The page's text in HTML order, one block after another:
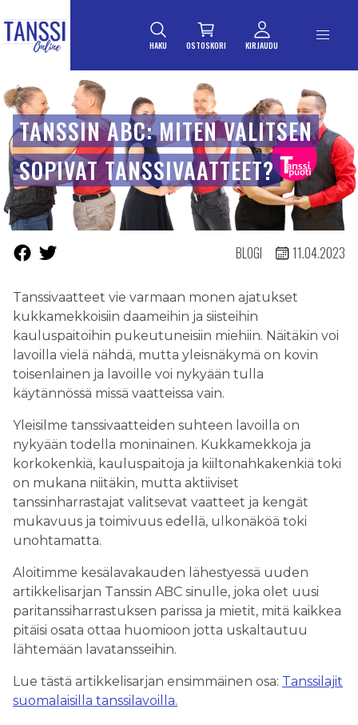
HAKU OSTOSKORI KIRJAUDU
TANSSIN ABC: MITEN VALITSEN
SOPIVAT TANSSIVAATTEET?
BLOGI 11.04.2023
Tanssivaatteet vie varmaan monen ajatukset
kukkamekkoisiin daameihin ja siisteihin
kauluspaitoihin pukeutuneisiin miehiin. Näitäkin voi
lavoilla vielä nähdä, mutta yleisnäkymä on kovin
toisenlainen ja lavoille voi nykyään tulla
käytännössä missä vaatteissa vain.
Yleisilme tanssivaatteiden suhteen lavoilla on
nykyään todella moninainen. Kukkamekkoja ja
korkokenkiä, kauluspaitoja ja kiiltonahkakenkiä toki
on mukana niitäkin, mutta aktiiviset
tanssinharrastajat valitsevat vaatteet ja kengät
mukavuus ja toimivuus edellä, ulkonäköä toki
unohtamatta.
Aloitimme kesälavakauden lähestyessä uuden
artikkelisarjan Tanssin ABC sinulle, joka olet uusi
paritanssiharrastuksen parissa ja mietit, mitä kaikkea
pitäisi osata ottaa huomioon jotta uskaltautuu
lähtemään lavatansseihin.
Lue tästä artikkelisarjan ensimmäinen osa: Tanssilajit
suomalaisilla tanssilavoilla.